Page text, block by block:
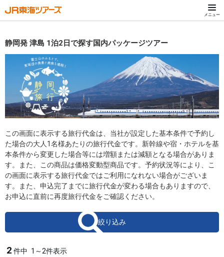
メニュー
静岡発 津島 1泊2日で探す国内パッケージツアー
この画面に表示する旅行代金は、当社が設定した基本条件で予約し
た場合の大人1名様あたりの旅行代金です。新幹線や宿・ホテルを基
本条件から変更した場合等には増額または減額となる場合がありま
す。また、この商品は価格変動型商品です。予約状況等により、こ
の画面に表示する旅行代金ではご利用になれない場合がございま
す。また、申込完了までに旅行代金が変わる場合もありますので、
お申込に直前に再度旅行代金をご確認ください。
絞り込み
2 件中 1～2件表示